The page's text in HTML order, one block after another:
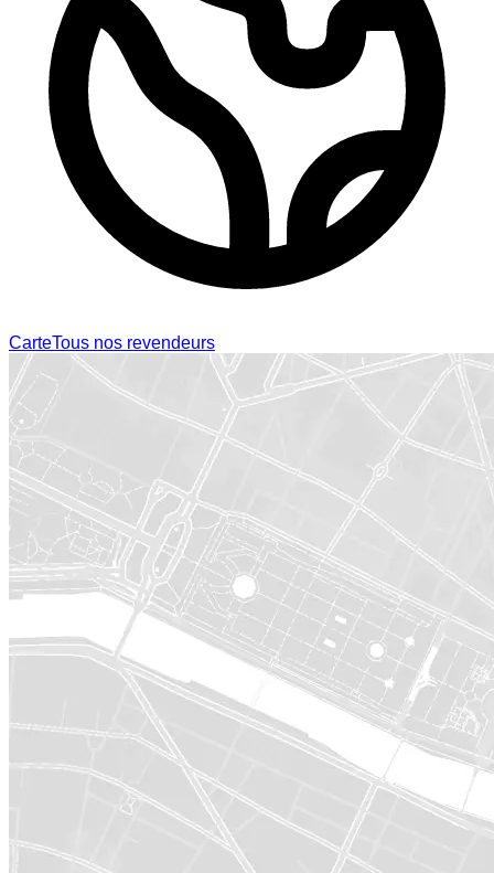
CarteTous nos revendeurs